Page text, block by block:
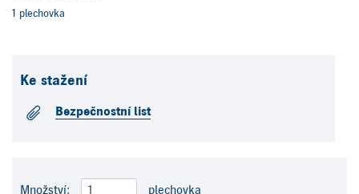
1 plechovka
Ke stažení
Bezpečnostní list
Množství: plechovka